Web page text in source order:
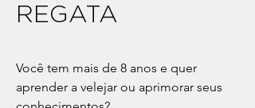
REGATA
Você tem mais de 8 anos e quer
aprender a velejar ou aprimorar seus